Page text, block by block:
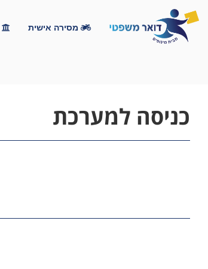
מסירה אישית
כניסה למערכת